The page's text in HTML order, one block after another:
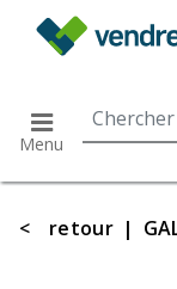
Menu
< retour |